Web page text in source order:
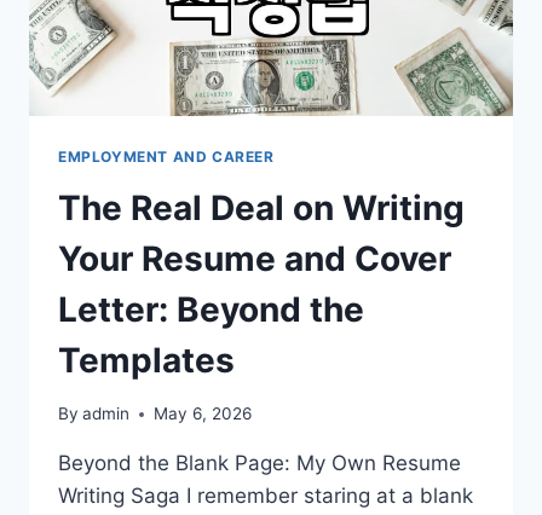
EMPLOYMENT AND CAREER
The Real Deal on Writing
Your Resume and Cover
Letter: Beyond the
Templates
By admin May 6, 2026
Beyond the Blank Page: My Own Resume
Writing Saga I remember staring at a blank